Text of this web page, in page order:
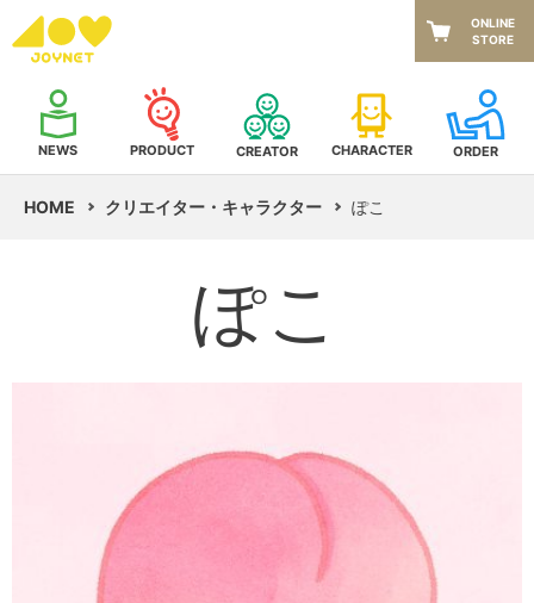
NEWS PRODUCT CREATOR CHARACTER ORDER
ONLINE
STORE
HOME クリエイター・キャラクター ぽこ
ぽこ